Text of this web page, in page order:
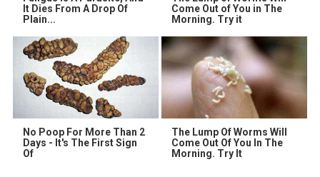
It Dies From A Drop Of
Plain...
Come Out of You in The
Morning. Try it
No Poop For More Than 2
Days - It's The First Sign
Of
The Lump Of Worms Will
Come Out Of You In The
Morning. Try It